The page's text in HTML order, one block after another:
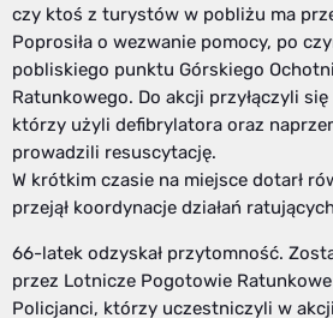
czy ktoś z turystów w pobliżu ma
Poprosiła o wezwanie pomocy, po
pobliskiego punktu Górskiego
Ratunkowego. Do akcji przyłączyli
którzy użyli defibrylatora oraz
prowadzili resuscytację.
W krótkim czasie na miejsce dotarł
przejął koordynacje działań
66-latek odzyskał przytomność.
przez Lotnicze Pogotowie
Policjanci, którzy uczestniczyli w